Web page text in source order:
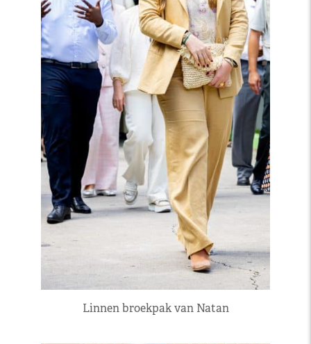
Linnen broekpak van Natan